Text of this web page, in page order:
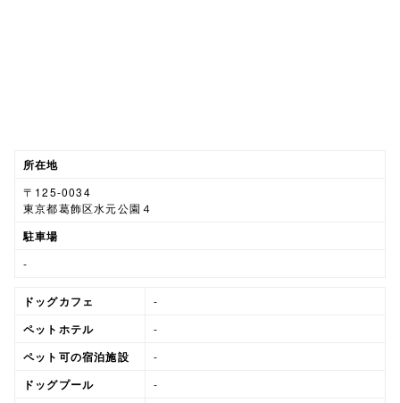
所在地
〒125-0034
東京都葛飾区水元公園４
駐車場
-
ドッグカフェ -
ペットホテル -
ペット可の宿泊施設 -
ドッグプール -